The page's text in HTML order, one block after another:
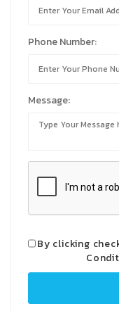
Phone Number:
Message:
By clicking